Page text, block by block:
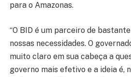
para o Amazonas.
“O BID é um parceiro de
nossas necessidades. O
muito claro em sua cabeça a
governo mais efetivo e a ideia é,